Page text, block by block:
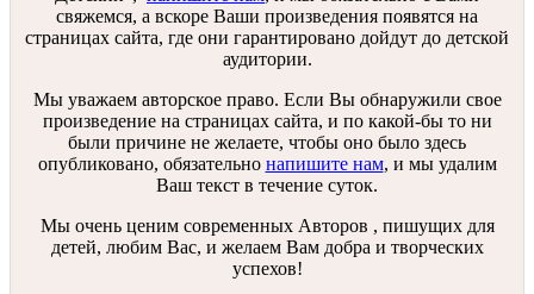
свяжемся, а вскоре Ваши произведения появятся на
страницах сайта, где они гарантировано дойдут до детской
аудитории.
Мы уважаем авторское право. Если Вы обнаружили свое
произведение на страницах сайта, и по какой-бы то ни
были причине не желаете, чтобы оно было здесь
опубликовано, обязательно напишите нам, и мы удалим
Ваш текст в течение суток.
Мы очень ценим современных Авторов , пишущих для
детей, любим Вас, и желаем Вам добра и творческих
успехов!